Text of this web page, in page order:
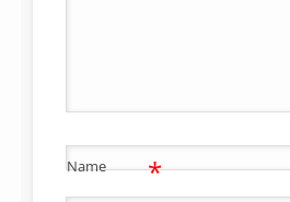
Name *